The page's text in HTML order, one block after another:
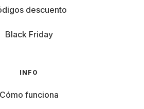
descuento
Black Friday
INFO
Cómo funciona